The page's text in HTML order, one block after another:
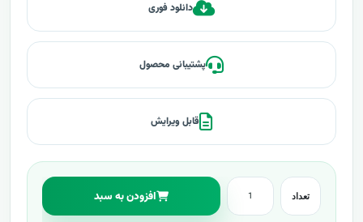
دانلود فوری
پشتیبانی محصول
قابل ویرایش
تعداد افزودن به سبد